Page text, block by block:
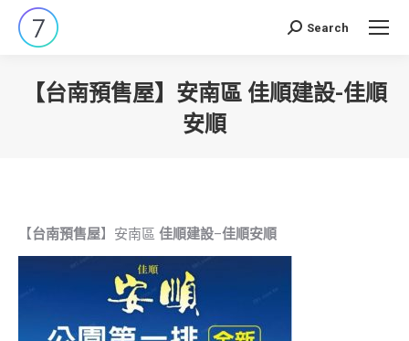
Search:
Search
【台南預售屋】安南區 佳順建設-佳順
安順
【台南預售屋】安南區 佳順建設–佳順安順